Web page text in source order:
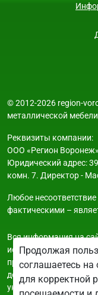
© 2012-2026 region-
металлической
Реквизиты компании:
ООО «Регион
Юридический адрес:
комн. 7. Директор -
Любое
фактическими –
Вся информация на
исключительно
при каких условиях
дополнительную
указанным на сайте.
Продолжая
соглашаетесь
для корректной